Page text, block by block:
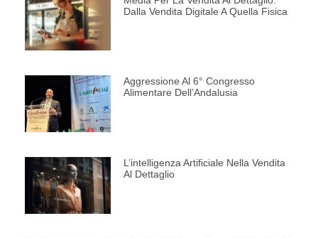
Dalla Vendita Digitale A Quella Fisica
Aggressione Al 6° Congresso
Alimentare Dell’Andalusia
L’intelligenza Artificiale Nella Vendita
Al Dettaglio